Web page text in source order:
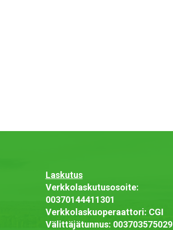
Laskutus
Verkkolaskutusosoite:
00370144411301
Verkkolaskuoperaattori: CGI
Välittäjätunnus: 003703575029